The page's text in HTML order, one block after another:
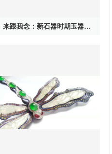
来跟我念：新石器时期玉器其实特神奇